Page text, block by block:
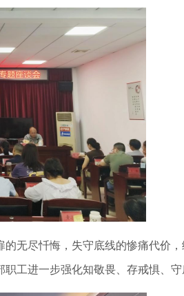
尽忏悔，失守底线的惨痛代价
工进一步强化知敬畏、存戒惧、守